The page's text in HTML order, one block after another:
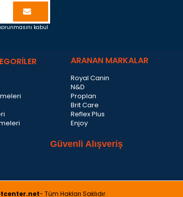
korunmasını kabul
ARANAN MARKALAR
Royal Canin
N&D
Proplan
Brit Care
Reflex Plus
Enjoy
Güvenli Alışveriş
- Tüm Hakları Saklıdır.